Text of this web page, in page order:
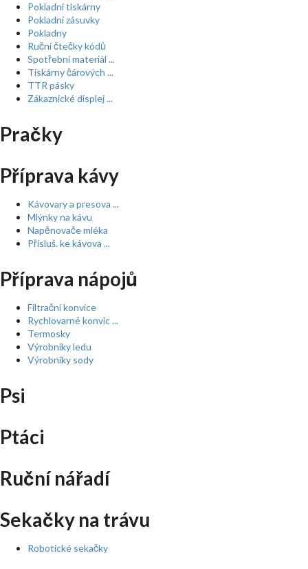
Pokladní tiskárny
Pokladní zásuvky
Pokladny
Ruční čtečky kódů
Spotřební materiál ...
Tiskárny čárových ...
TTR pásky
Zákaznické displej ...
Pračky
Příprava kávy
Kávovary a presova ...
Mlýnky na kávu
Napěnovače mléka
Přísluš. ke kávova ...
Příprava nápojů
Filtrační konvice
Rychlovarné konvic ...
Termosky
Výrobníky ledu
Výrobníky sody
Psi
Ptáci
Ruční nářadí
Sekačky na trávu
Robotické sekačky